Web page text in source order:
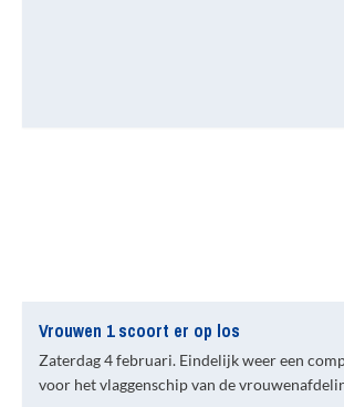
Vrouwen 1 scoort er op los
Zaterdag 4 februari. Eindelijk weer een
voor het vlaggenschip van de